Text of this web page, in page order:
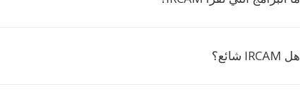
هل IRCAM شائع؟